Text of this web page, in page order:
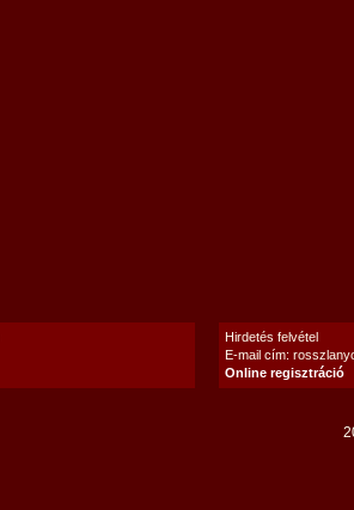
Hirdetés felvétel
E-mail cím:
Online regisztráció